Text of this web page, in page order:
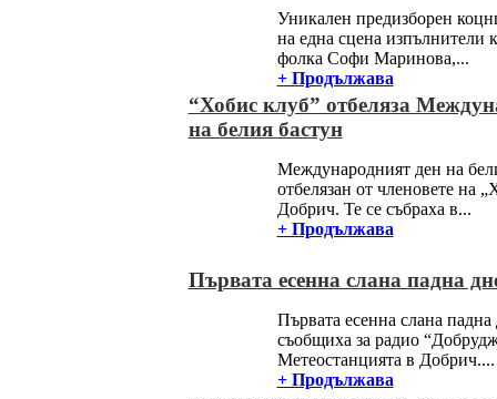
Уникален предизборен
на една сцена изпълнители
фолка Софи Маринова,...
+ Продължава
“Хобис клуб” отбеляза
на белия бастун
Международният ден на
отбелязан от членовете на
Добрич. Те се събраха в...
+ Продължава
Първата есенна слана падна
Първата есенна слана падна
съобщиха за радио
Метеостанцията в Добрич....
+ Продължава